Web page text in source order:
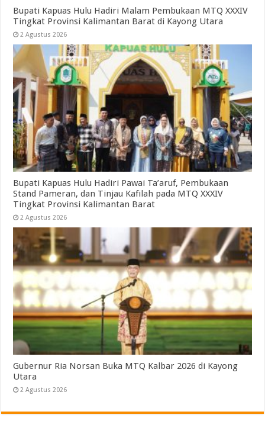
Bupati Kapuas Hulu Hadiri Malam Pembukaan MTQ XXXIV
Tingkat Provinsi Kalimantan Barat di Kayong Utara
2 Agustus 2026
Bupati Kapuas Hulu Hadiri Pawai Ta’aruf, Pembukaan
Stand Pameran, dan Tinjau Kafilah pada MTQ XXXIV
Tingkat Provinsi Kalimantan Barat
2 Agustus 2026
Gubernur Ria Norsan Buka MTQ Kalbar 2026 di Kayong
Utara
2 Agustus 2026